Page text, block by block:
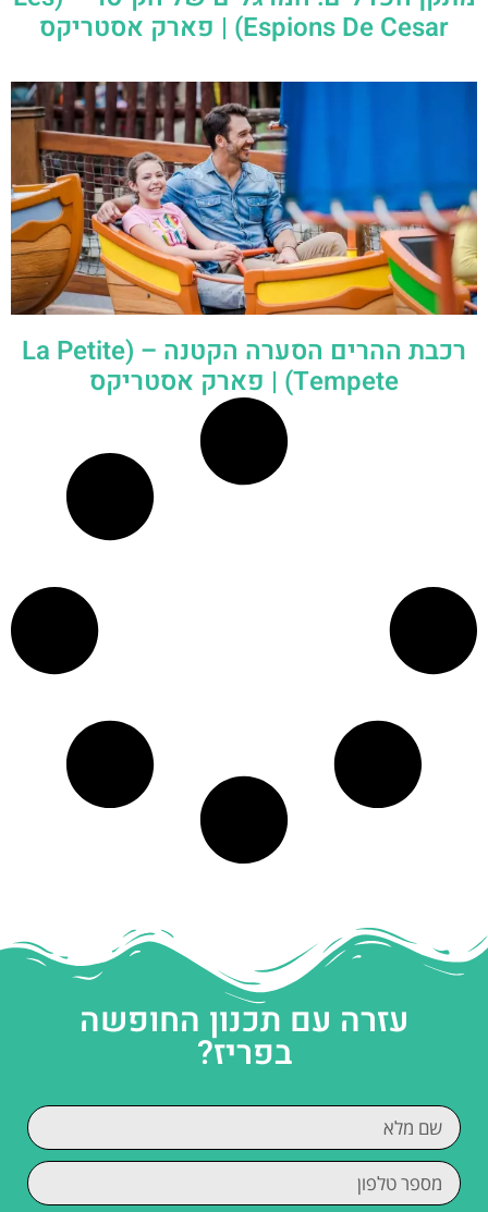
Espions De Cesar) | פארק אסטריקס
רכבת ההרים הסערה הקטנה – (La Petite
Tempete) | פארק אסטריקס
עזרה עם תכנון החופשה
בפריז?